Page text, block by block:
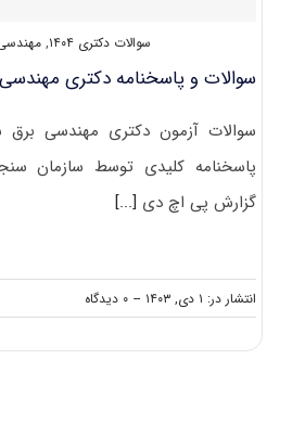
سوالات دکتری ۱۴۰۴ ,
سوالات و پاسخنامه دکتری مهندسی
پاسخنامه کلیدی توسط سازمان
گزارش پی اچ دی [...]
انتشار در: ۱ دی, ۱۴۰۳ -- ۰ دیدگاه
on
سوالات